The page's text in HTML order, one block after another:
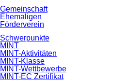
Gemeinschaft
Ehemaligen
Förderverein
Schwerpunkte
MINT
MINT-Aktivitäten
MINT-Klasse
MINT-Wettbewerbe
MINT-EC Zertifikat